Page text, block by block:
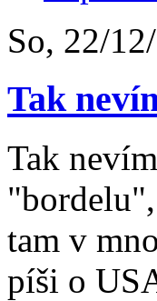
So, 22/
Tak
Tak
tam v
píši o